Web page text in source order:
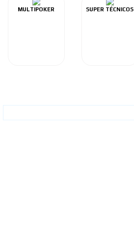
MULTIPOKER SUPER TÉCNICOS